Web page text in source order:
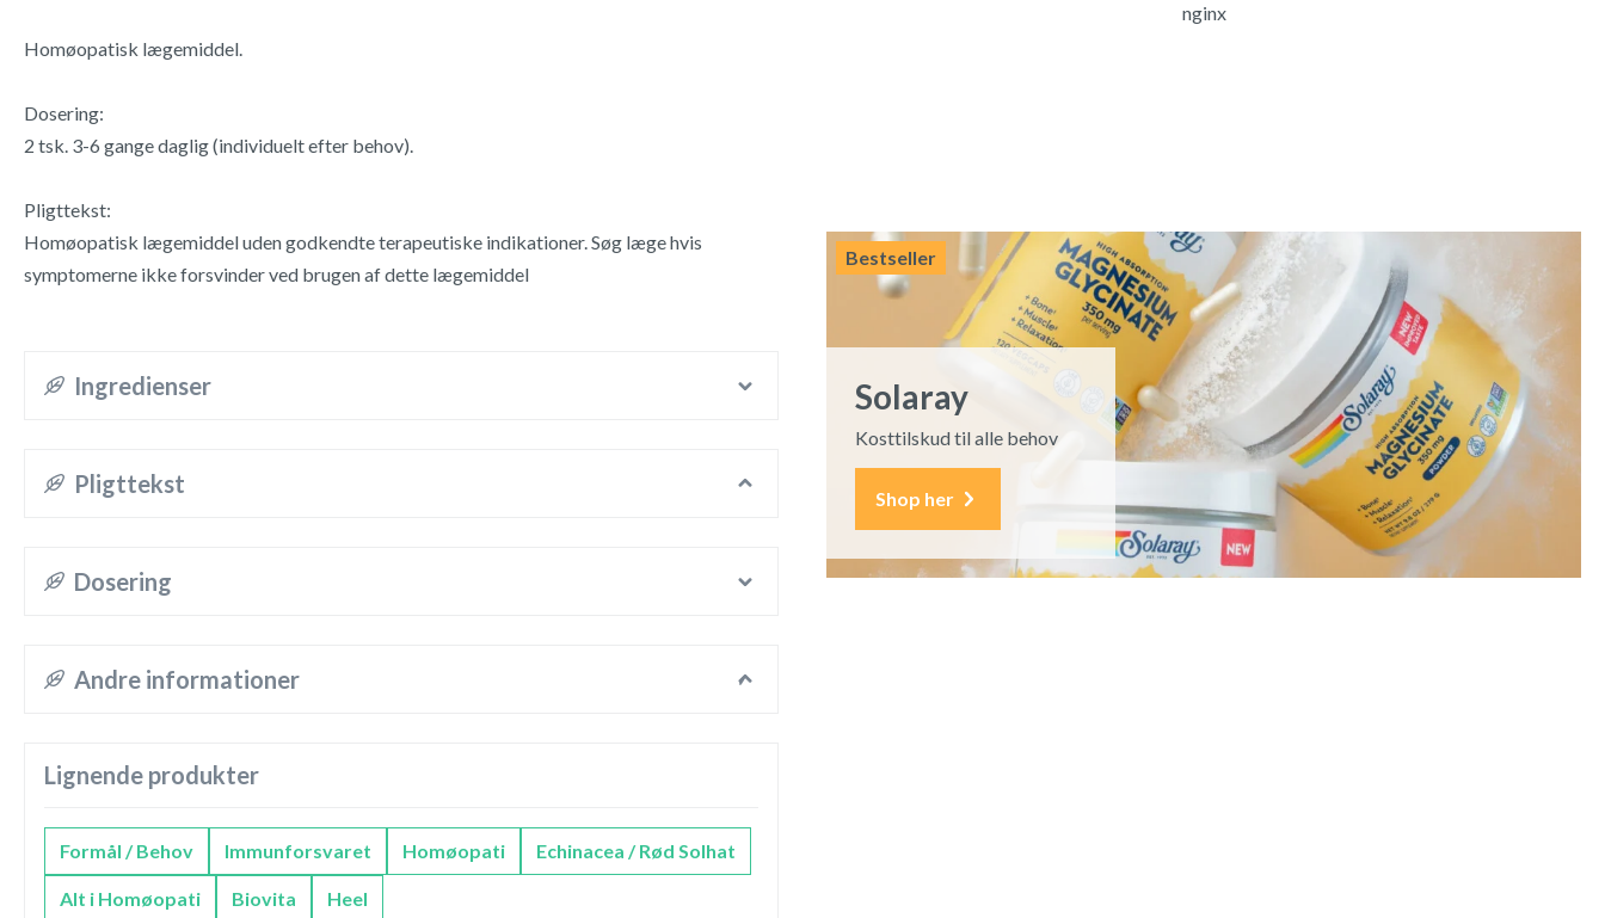
Homøopatisk lægemiddel.
Dosering:
2 tsk. 3-6 gange daglig (individuelt efter behov).
Pligttekst:
Homøopatisk lægemiddel uden godkendte terapeutiske indikationer. Søg læge hvis
symptomerne ikke forsvinder ved brugen af dette lægemiddel
Ingredienser
Pligttekst
Dosering
Andre informationer
Lignende produkter
Formål / Behov Immunforsvaret Homøopati Echinacea / Rød Solhat
Alt i Homøopati Biovita Heel
nginx
Bestseller
Solaray
Kosttilskud til alle behov
Shop her